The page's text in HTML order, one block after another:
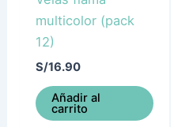
multicolor (pack
12)
S/16.90
Añadir al
carrito